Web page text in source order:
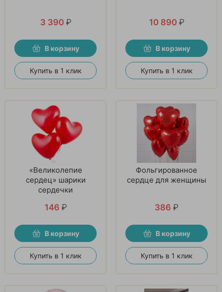
3 390 ₽
В корзину
Купить в 1 клик
10 890 ₽
В корзину
Купить в 1 клик
«Великолепие
сердец» шарики
сердечки
146 ₽
В корзину
Купить в 1 клик
Фольгированное
сердце для женщины
386 ₽
В корзину
Купить в 1 клик